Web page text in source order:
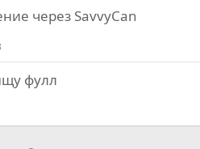
через SavvyCan
фулл